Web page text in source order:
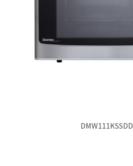
DMW111KSSDD